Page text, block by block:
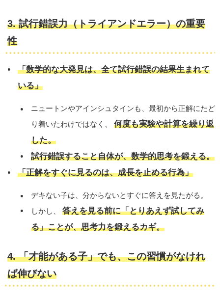
3. 試行錯誤力（トライアンドエラー）の重要
性
「数学的な大発見は、全て試行錯誤の結果生まれて
いる」
ニュートンやアインシュタインも、最初から正解にたど
り着いたわけではなく、 何度も実験や計算を繰り返
した。
試行錯誤すること自体が、数学的思考を鍛える。
「正解をすぐに見るのは、成長を止める行為」
デキない子は、分からないとすぐに答えを見たがる。
しかし、 答えを見る前に「とりあえず試してみ
る」ことが、思考力を鍛えるカギ。
4. 「才能がある子」でも、この習慣がなけれ
ば伸びない